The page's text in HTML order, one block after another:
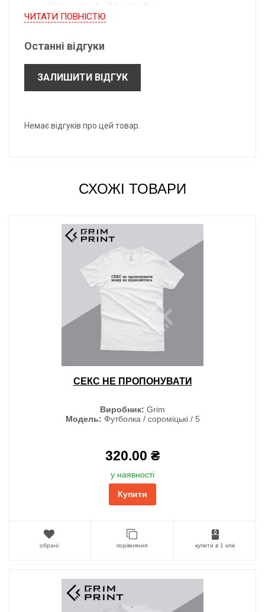
Штук в коробці: 96 / коробка
Температура прання:
Всі розміри одягу:
ЧИТАТИ ПОВНIСТЮ
Останні відгуки
ЗАЛИШИТИ ВІДГУК
Немає відгуків про цей товар.
СХОЖІ ТОВАРИ
СЕКС НЕ ПРОПОНУВАТИ
Виробник: Grim
Модель: Футболка / сороміцькі / 5
320.00 ₴
у наявності
Купити
обрані порівняння купити в 1 клік